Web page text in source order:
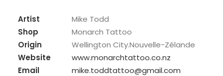
Artist
Mike Todd
Shop
Monarch Tattoo
Origin
Wellington City.Nouvelle-Zélande
Website
www.monarchtattoo.co.nz
Email
mike.toddtattoo@gmail.com